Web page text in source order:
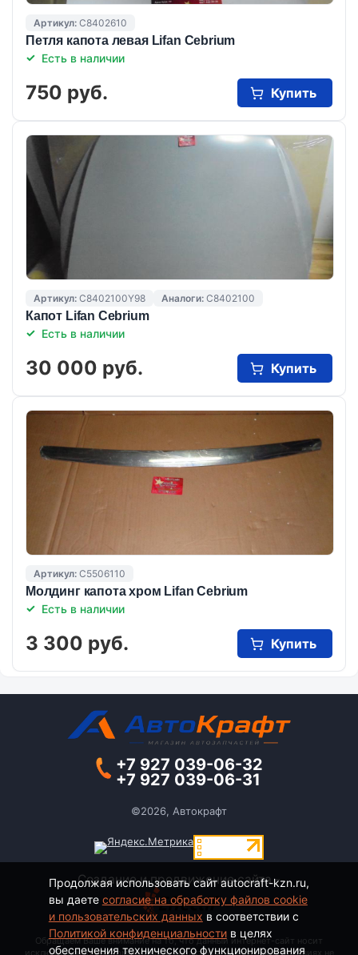
Артикул: C8402610
Петля капота левая Lifan Cebrium
Есть в наличии
750 руб. Купить
Артикул: C8402100Y98 Аналоги: C8402100
Капот Lifan Cebrium
Есть в наличии
30 000 руб. Купить
Артикул: C5506110
Молдинг капота хром Lifan Cebrium
Есть в наличии
3 300 руб. Купить
+7 927 039-06-32
+7 927 039-06-31
©2026, Автокрафт
Создание и продвижение сайта -
Обращаем Ваше внимание на то, что данный интернет-сайт носит
исключительно информационный характер и ни при каких условиях не
Продолжая использовать сайт autocraft-kzn.ru,
вы даете согласие на обработку файлов cookie
и пользовательских данных в соответствии с
Политикой конфиденциальностив целях
обеспечения технического функционирования